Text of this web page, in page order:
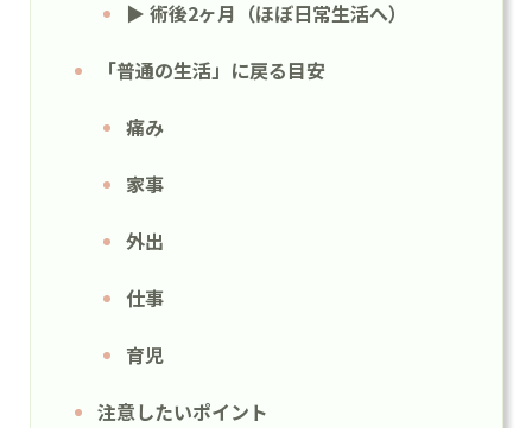
▶ 術後2ヶ月（ほぼ日常生活へ）
「普通の生活」に戻る目安
痛み
家事
外出
仕事
育児
注意したいポイント